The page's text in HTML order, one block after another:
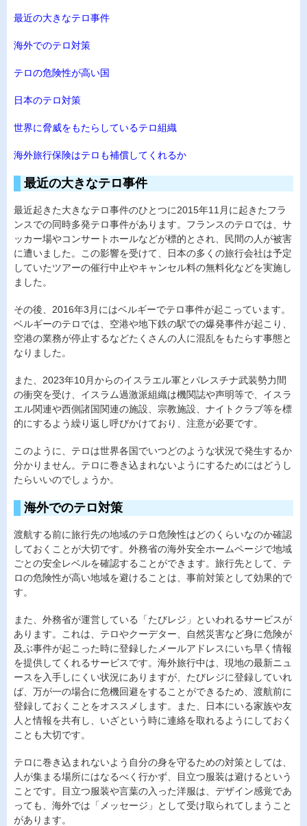
最近の大きなテロ事件
海外でのテロ対策
テロの危険性が高い国
日本のテロ対策
世界に脅威をもたらしているテロ組織
海外旅行保険はテロも補償してくれるか
最近の大きなテロ事件
最近起きた大きなテロ事件のひとつに2015年11月に起きたフラ
ンスでの同時多発テロ事件があります。フランスのテロでは、サ
ッカー場やコンサートホールなどが標的とされ、民間の人が被害
に遭いました。この影響を受けて、日本の多くの旅行会社は予定
していたツアーの催行中止やキャンセル料の無料化などを実施し
ました。
その後、2016年3月にはベルギーでテロ事件が起こっています。
ベルギーのテロでは、空港や地下鉄の駅での爆発事件が起こり、
空港の業務が停止するなどたくさんの人に混乱をもたらす事態と
なりました。
また、2023年10月からのイスラエル軍とパレスチナ武装勢力間
の衝突を受け、イスラム過激派組織は機関誌や声明等で、イスラ
エル関連や西側諸国関連の施設、宗教施設、ナイトクラブ等を標
的にするよう繰り返し呼びかけており、注意が必要です。
このように、テロは世界各国でいつどのような状況で発生するか
分かりません。テロに巻き込まれないようにするためにはどうし
たらいいのでしょうか。
海外でのテロ対策
渡航する前に旅行先の地域のテロ危険性はどのくらいなのか確認
しておくことが大切です。外務省の海外安全ホームページで地域
ごとの安全レベルを確認することができます。旅行先として、テ
ロの危険性が高い地域を避けることは、事前対策として効果的で
す。
また、外務省が運営している「たびレジ」といわれるサービスが
あります。これは、テロやクーデター、自然災害など身に危険が
及ぶ事件が起こった時に登録したメールアドレスにいち早く情報
を提供してくれるサービスです。海外旅行中は、現地の最新ニュ
ースを入手しにくい状況にありますが、たびレジに登録していれ
ば、万が一の場合に危機回避をすることができるため、渡航前に
登録しておくことをオススメします。また、日本にいる家族や友
人と情報を共有し、いざという時に連絡を取れるようにしておく
ことも大切です。
テロに巻き込まれないよう自分の身を守るための対策としては、
人が集まる場所にはなるべく行かず、目立つ服装は避けるという
ことです。目立つ服装や言葉の入った洋服は、デザイン感覚であ
っても、海外では「メッセージ」として受け取られてしまうこと
があります。